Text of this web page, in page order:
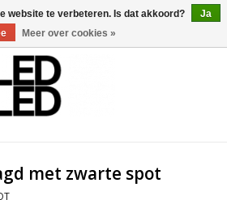
0 Artikelen - €0,00
met zwarte spot
website te verbeteren. Is dat akkoord?
Ja
Meer over cookies »